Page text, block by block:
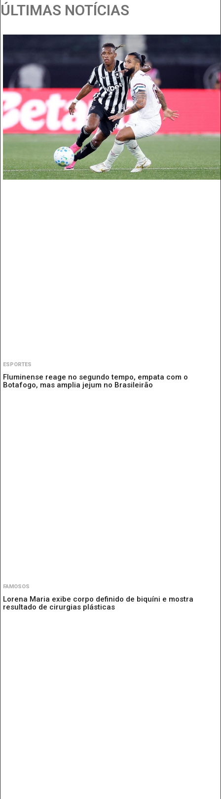
ÚLTIMAS NOTÍCIAS
ESPORTES
Fluminense reage no segundo tempo, empata com o
Botafogo, mas amplia jejum no Brasileirão
FAMOSOS
Lorena Maria exibe corpo definido de biquíni e mostra
resultado de cirurgias plásticas